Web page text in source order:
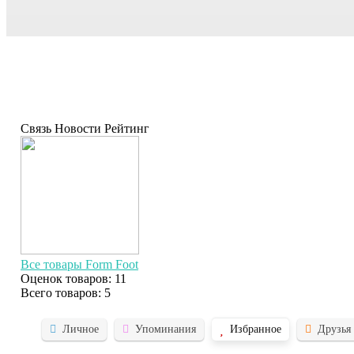
Связь Новости Рейтинг
Все товары Form Foot
Оценок товаров: 11
Всего товаров: 5
Личное Упоминания Избранное Друзья